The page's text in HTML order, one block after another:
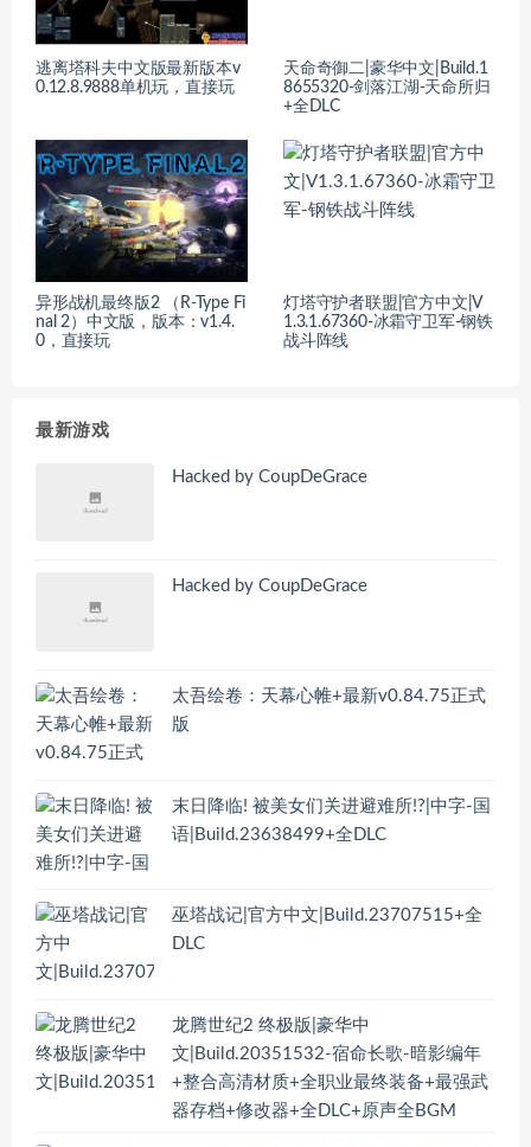
逃离塔科夫中文版最新版本v
0.12.8.9888单机玩，直接玩
天命奇御二|豪华中文|Build.1
8655320-剑落江湖-天命所归
+全DLC
异形战机最终版2 （R-Type Fi
nal 2）中文版，版本：v1.4.
0，直接玩
灯塔守护者联盟|官方中文|V
1.3.1.67360-冰霜守卫军-钢铁
战斗阵线
最新游戏
Hacked by CoupDeGrace
Hacked by CoupDeGrace
太吾绘卷：天幕心帷+最新v0.84.75正式
版
末日降临! 被美女们关进避难所!?|中字-国
语|Build.23638499+全DLC
巫塔战记|官方中文|Build.23707515+全
DLC
龙腾世纪2 终极版|豪华中
文|Build.20351532-宿命长歌-暗影编年
+整合高清材质+全职业最终装备+最强武
器存档+修改器+全DLC+原声全BGM